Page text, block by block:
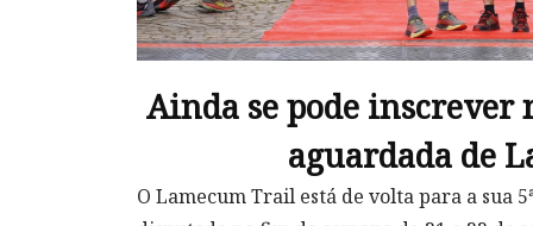
Ainda se pode inscrever
aguardada de
O Lamecum Trail está de volta para a sua